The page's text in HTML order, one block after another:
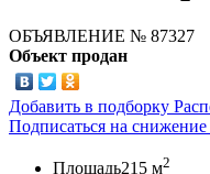
ОБЪЯВЛЕНИЕ № 87327
Объект продан
Добавить в подборку
Подписаться на
Площадь215 м2